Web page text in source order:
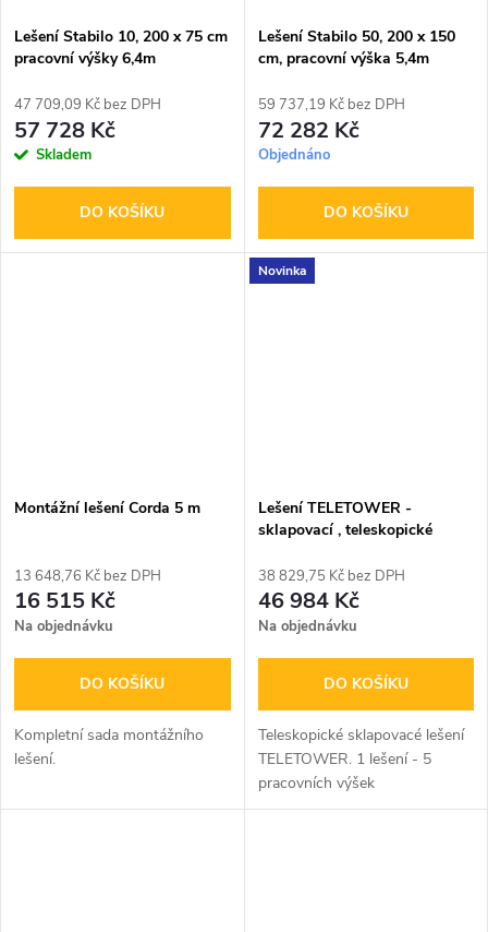
Lešení Stabilo 10, 200 x 75 cm
pracovní výšky 6,4m
47 709,09 Kč bez DPH
57 728 Kč
Skladem
DO KOŠÍKU
Lešení Stabilo 50, 200 x 150
cm, pracovní výška 5,4m
59 737,19 Kč bez DPH
72 282 Kč
Objednáno
DO KOŠÍKU
Montážní lešení Corda 5 m
13 648,76 Kč bez DPH
16 515 Kč
Na objednávku
DO KOŠÍKU
Kompletní sada montážního
lešení.
Novinka
Lešení TELETOWER -
sklapovací , teleskopické
38 829,75 Kč bez DPH
46 984 Kč
Na objednávku
DO KOŠÍKU
Teleskopické sklapovacé lešení
TELETOWER. 1 lešení - 5
pracovních výšek